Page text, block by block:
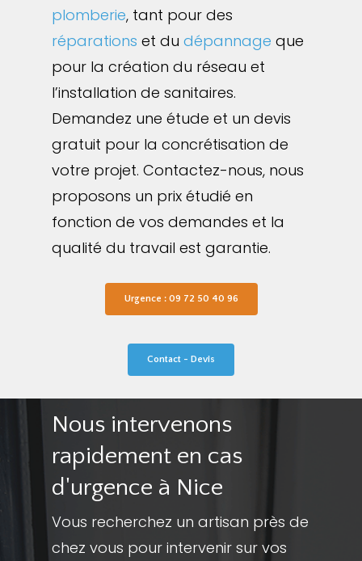
plomberie, tant pour des
réparations et du dépannage que
pour la création du réseau et
l’installation de sanitaires.
Demandez une étude et un devis
gratuit pour la concrétisation de
votre projet. Contactez-nous, nous
proposons un prix étudié en
fonction de vos demandes et la
qualité du travail est garantie.
Urgence : 09 72 50 40 96
Contact - Devis
Nous intervenons
rapidement en cas
d'urgence à Nice
Vous recherchez un artisan près de
chez vous pour intervenir sur vos